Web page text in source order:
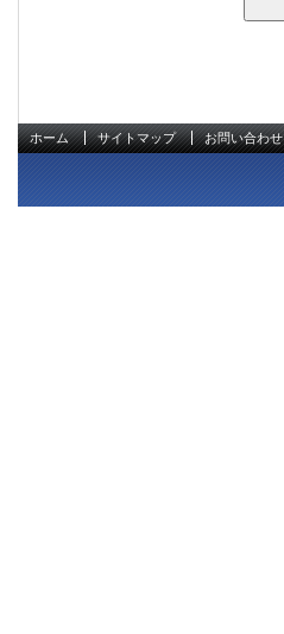
ホーム サイトマップ お問い合わせ